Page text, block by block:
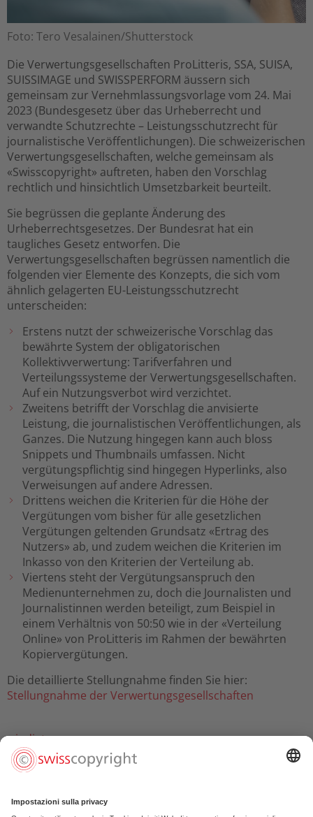
Foto: Tero Vesalainen/Shutterstock
Die Verwertungsgesellschaften ProLitteris, SSA, SUISA,
SUISSIMAGE und SWISSPERFORM äussern sich
gemeinsam zur Vernehmlassungsvorlage vom 24. Mai
2023 (Bundesgesetz über das Urheberrecht und
verwandte Schutzrechte – Leistungsschutzrecht für
journalistische Veröffentlichungen). Die schweizerischen
Verwertungsgesellschaften, welche gemeinsam als
«Swisscopyright» auftreten, haben den Vorschlag
rechtlich und hinsichtlich Umsetzbarkeit beurteilt.
Sie begrüssen die geplante Änderung des
Urheberrechtsgesetzes. Der Bundesrat hat ein
taugliches Gesetz entworfen. Die
Verwertungsgesellschaften begrüssen namentlich die
folgenden vier Elemente des Konzepts, die sich vom
ähnlich gelagerten EU-Leistungsschutzrecht
unterscheiden:
Erstens nutzt der schweizerische Vorschlag das
bewährte System der obligatorischen
Kollektivverwertung: Tarifverfahren und
Verteilungssysteme der Verwertungsgesellschaften.
Auf ein Nutzungsverbot wird verzichtet.
Zweitens betrifft der Vorschlag die anvisierte
Leistung, die journalistischen Veröffentlichungen, als
Ganzes. Die Nutzung hingegen kann auch bloss
Snippets und Thumbnails umfassen. Nicht
vergütungspflichtig sind hingegen Hyperlinks, also
Verweisungen auf andere Adressen.
Drittens weichen die Kriterien für die Höhe der
Vergütungen vom bisher für alle gesetzlichen
Vergütungen geltenden Grundsatz «Ertrag des
Nutzers» ab, und zudem weichen die Kriterien im
Inkasso von den Kriterien der Verteilung ab.
Viertens steht der Vergütungsanspruch den
Medienunternehmen zu, doch die Journalisten und
Journalistinnen werden beteiligt, zum Beispiel in
einem Verhältnis von 50:50 wie in der «Verteilung
Online» von ProLitteris im Rahmen der bewährten
Kopiervergütungen.
Die detaillierte Stellungnahme finden Sie hier:
Stellungnahme der Verwertungsgesellschaften
« indietro